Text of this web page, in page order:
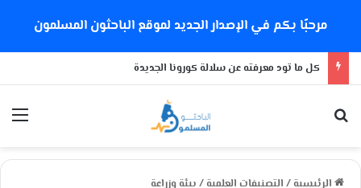
مرحبًا بكم في الإصدار الجديد لموقع الباحثون المسلمون
كل ما تود معرفته عن سلالة كورونا الجديدة
الرئيسية / التصنيفات العلمية / بيئة وزراعة